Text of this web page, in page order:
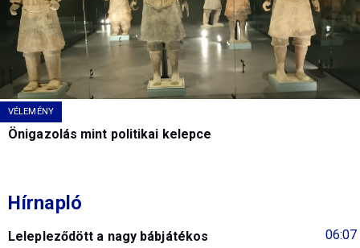
VÉLEMÉNY
Önigazolás mint politikai kelepce
Hírnapló
06:07
Lelepleződött a nagy bábjátékos